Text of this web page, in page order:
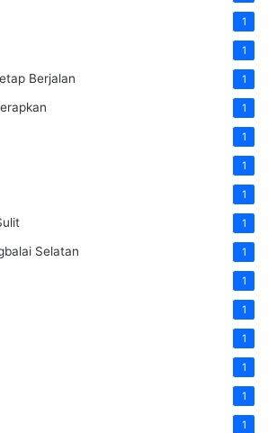
1
1
Berjalan 1
1
1
1
1
1
Selatan 1
1
1
1
1
1
1